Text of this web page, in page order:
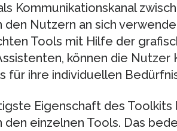
Kommunikationskanal
den Nutzern an sich
Tools mit Hilfe der
können die
für ihre individuellen
Eigenschaft des
den einzelnen Tools. Das